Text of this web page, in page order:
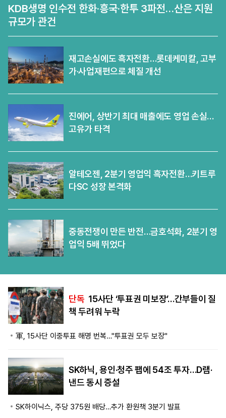
KDB생명 인수전 한화·흥국·한투 3파전…산은 지원
규모가 관건
재고손실에도 흑자전환…롯데케미칼, 고부
가·사업재편으로 체질 개선
진에어, 상반기 최대 매출에도 영업 손실…
고유가 타격
알테오젠, 2분기 영업익 흑자전환…키트루
다SC 성장 본격화
중동전쟁이 만든 반전…금호석화, 2분기 영
업익 5배 뛰었다
단독 15사단 ‘투표권 미보장’…간부들이 질
책 두려워 누락
軍, 15사단 이중투표 해명 번복…"투표권 모두 보장"
SK하닉, 용인·청주 팹에 54조 투자…D램·
낸드 동시 증설
SK하이닉스, 주당 375원 배당…추가 환원책 3분기 발표